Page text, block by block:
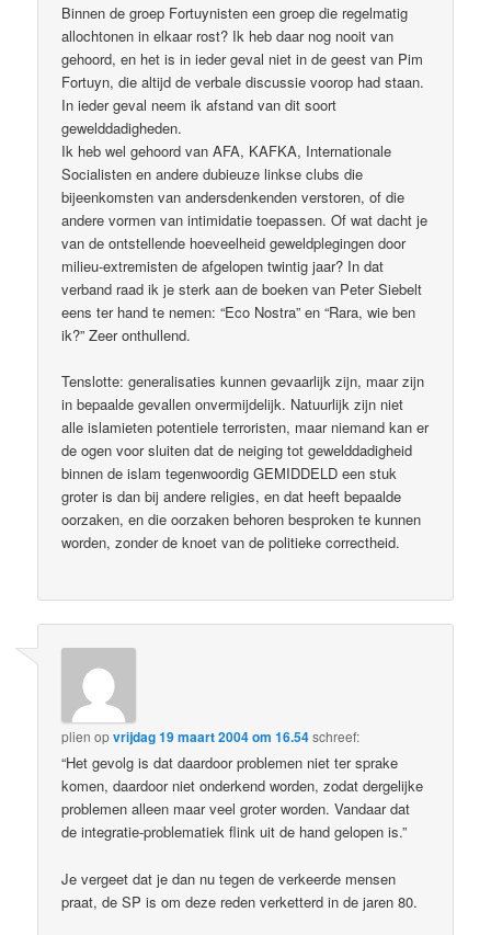
Binnen de groep Fortuynisten een groep die regelmatig
allochtonen in elkaar rost? Ik heb daar nog nooit van
gehoord, en het is in ieder geval niet in de geest van Pim
Fortuyn, die altijd de verbale discussie voorop had staan.
In ieder geval neem ik afstand van dit soort
gewelddadigheden.
Ik heb wel gehoord van AFA, KAFKA, Internationale
Socialisten en andere dubieuze linkse clubs die
bijeenkomsten van andersdenkenden verstoren, of die
andere vormen van intimidatie toepassen. Of wat dacht je
van de ontstellende hoeveelheid geweldplegingen door
milieu-extremisten de afgelopen twintig jaar? In dat
verband raad ik je sterk aan de boeken van Peter Siebelt
eens ter hand te nemen: “Eco Nostra” en “Rara, wie ben
ik?” Zeer onthullend.
Tenslotte: generalisaties kunnen gevaarlijk zijn, maar zijn
in bepaalde gevallen onvermijdelijk. Natuurlijk zijn niet
alle islamieten potentiele terroristen, maar niemand kan er
de ogen voor sluiten dat de neiging tot gewelddadigheid
binnen de islam tegenwoordig GEMIDDELD een stuk
groter is dan bij andere religies, en dat heeft bepaalde
oorzaken, en die oorzaken behoren besproken te kunnen
worden, zonder de knoet van de politieke correctheid.
plien opvrijdag 19 maart 2004 om 16.54schreef:
“Het gevolg is dat daardoor problemen niet ter sprake
komen, daardoor niet onderkend worden, zodat dergelijke
problemen alleen maar veel groter worden. Vandaar dat
de integratie-problematiek flink uit de hand gelopen is.”
Je vergeet dat je dan nu tegen de verkeerde mensen
praat, de SP is om deze reden verketterd in de jaren 80.